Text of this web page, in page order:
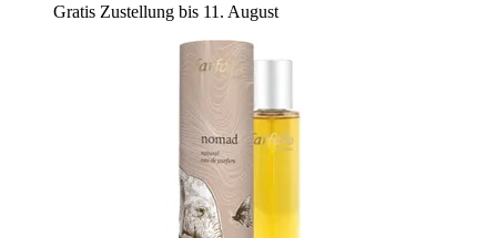
Gratis Zustellung bis 11. August